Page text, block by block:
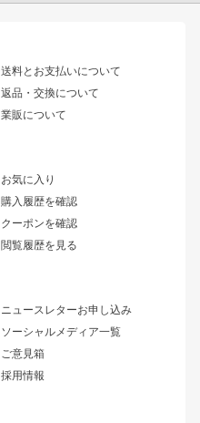
送料とお支払いについて
返品・交換について
業販について
お気に入り
購入履歴を確認
クーポンを確認
閲覧履歴を見る
ニュースレターお申し込み
ソーシャルメディア一覧
ご意見箱
採用情報
アリスト
ソアラ
アルテッツァ
ワンビア
ローレル
セフィーロ
キャラバン
レーシングライン
アタックライン
ストリームライン
まつど家 鉄漢